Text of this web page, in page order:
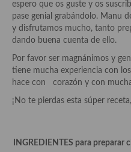
Adobos
Aperitivos
Bebidas
demás
espero que os guste y os
pase genial grabándolo. Manu
y disfrutamos mucho, tanto
dando buena cuenta de ello.
Por favor ser magnánimos y
tiene mucha experiencia con
hace con corazón y con
¡No te pierdas esta súper
INGREDIENTES para